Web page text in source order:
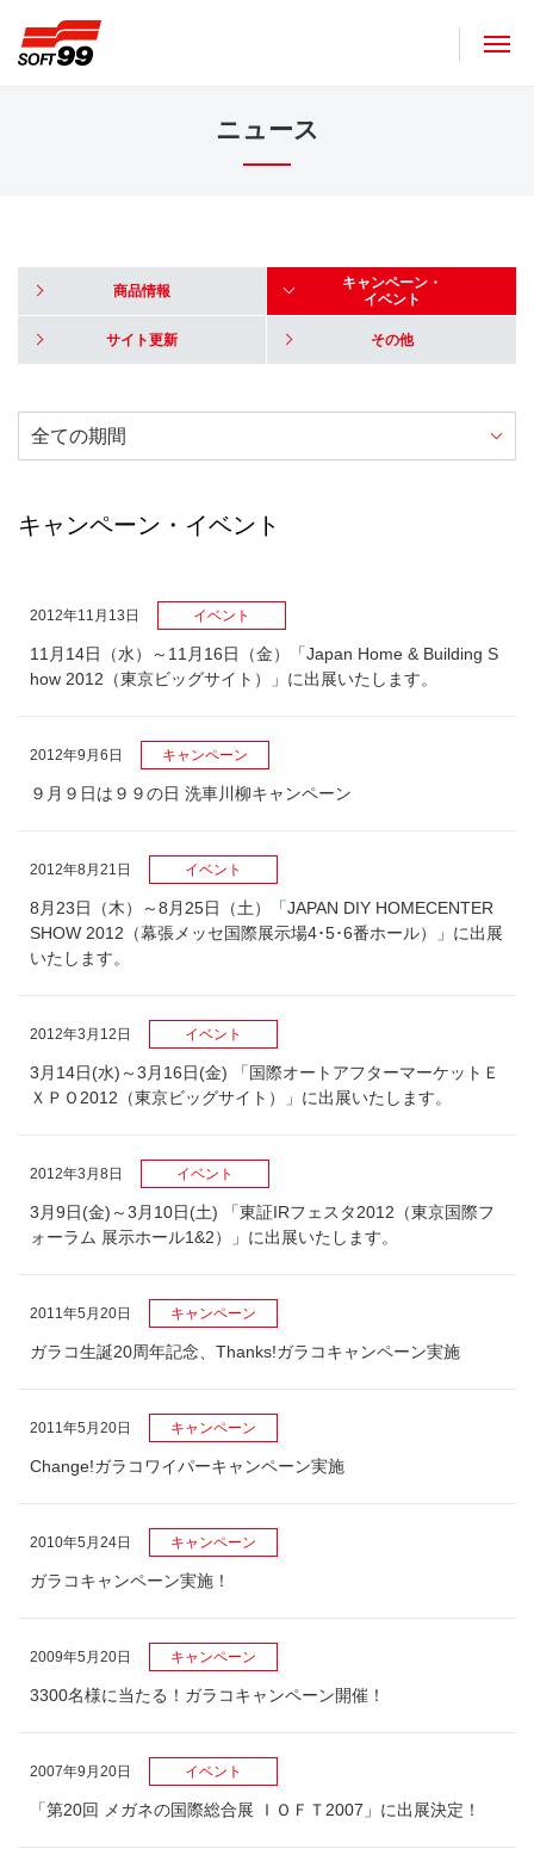
ニュース
商品情報
キャンペーン・
イベント
サイト更新 その他
キャンペーン・イベント
2012年11月13日 イベント
11月14日（水）～11月16日（金）「Japan Home & Building S
how 2012（東京ビッグサイト）」に出展いたします。
2012年9月6日 キャンペーン
９月９日は９９の日 洗車川柳キャンペーン
2012年8月21日 イベント
8月23日（木）～8月25日（土）「JAPAN DIY HOMECENTER
SHOW 2012（幕張メッセ国際展示場4･5･6番ホール）」に出展
いたします。
2012年3月12日 イベント
3月14日(水)～3月16日(金) 「国際オートアフターマーケットＥ
ＸＰＯ2012（東京ビッグサイト）」に出展いたします。
2012年3月8日 イベント
3月9日(金)～3月10日(土) 「東証IRフェスタ2012（東京国際フ
ォーラム 展示ホール1&2）」に出展いたします。
2011年5月20日 キャンペーン
ガラコ生誕20周年記念、Thanks!ガラコキャンペーン実施
2011年5月20日 キャンペーン
Change!ガラコワイパーキャンペーン実施
2010年5月24日 キャンペーン
ガラコキャンペーン実施！
2009年5月20日 キャンペーン
3300名様に当たる！ガラコキャンペーン開催！
2007年9月20日 イベント
「第20回 メガネの国際総合展 ＩＯＦＴ2007」に出展決定！